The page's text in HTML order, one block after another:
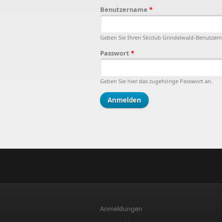
Benutzername *
Geben Sie Ihren Skiclub Grindelwald-
Passwort *
Geben Sie hier das zugehörige Passwort an.
Anmeldungen